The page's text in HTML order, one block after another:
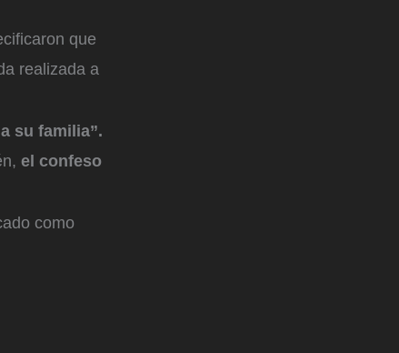
que
realizada a
su familia”.
el confeso
como